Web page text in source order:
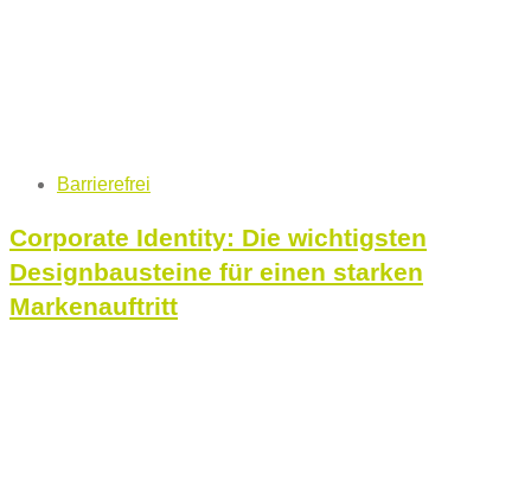
Tags Barrierefrei
Corporate Identity: Die wichtigsten
Designbausteine für einen starken
Markenauftritt